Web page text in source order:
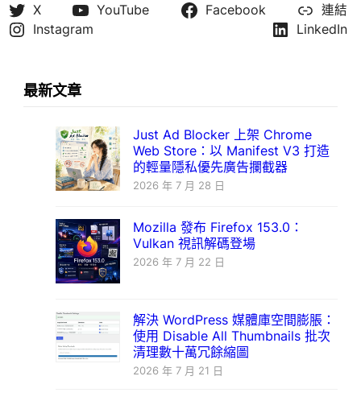
X YouTube Facebook
連結
Instagram
LinkedIn
最新文章
Just Ad Blocker 上架 Chrome
Web Store：以 Manifest V3 打造
的輕量隱私優先廣告攔截器
2026 年 7 月 28 日
Mozilla 發布 Firefox 153.0：
Vulkan 視訊解碼登場
2026 年 7 月 22 日
解決 WordPress 媒體庫空間膨脹：
使用 Disable All Thumbnails 批次
清理數十萬冗餘縮圖
2026 年 7 月 21 日